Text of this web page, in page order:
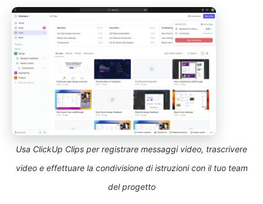
Usa ClickUp Clips per registrare messaggi video, trascrivere
video e effettuare la condivisione di istruzioni con il tuo team
del progetto